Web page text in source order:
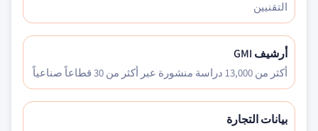
التقنيين
أرشيف GMI
أكثر من 13,000 دراسة منشورة عبر أكثر من 30 قطاعاً صناعياً
بيانات التجارة